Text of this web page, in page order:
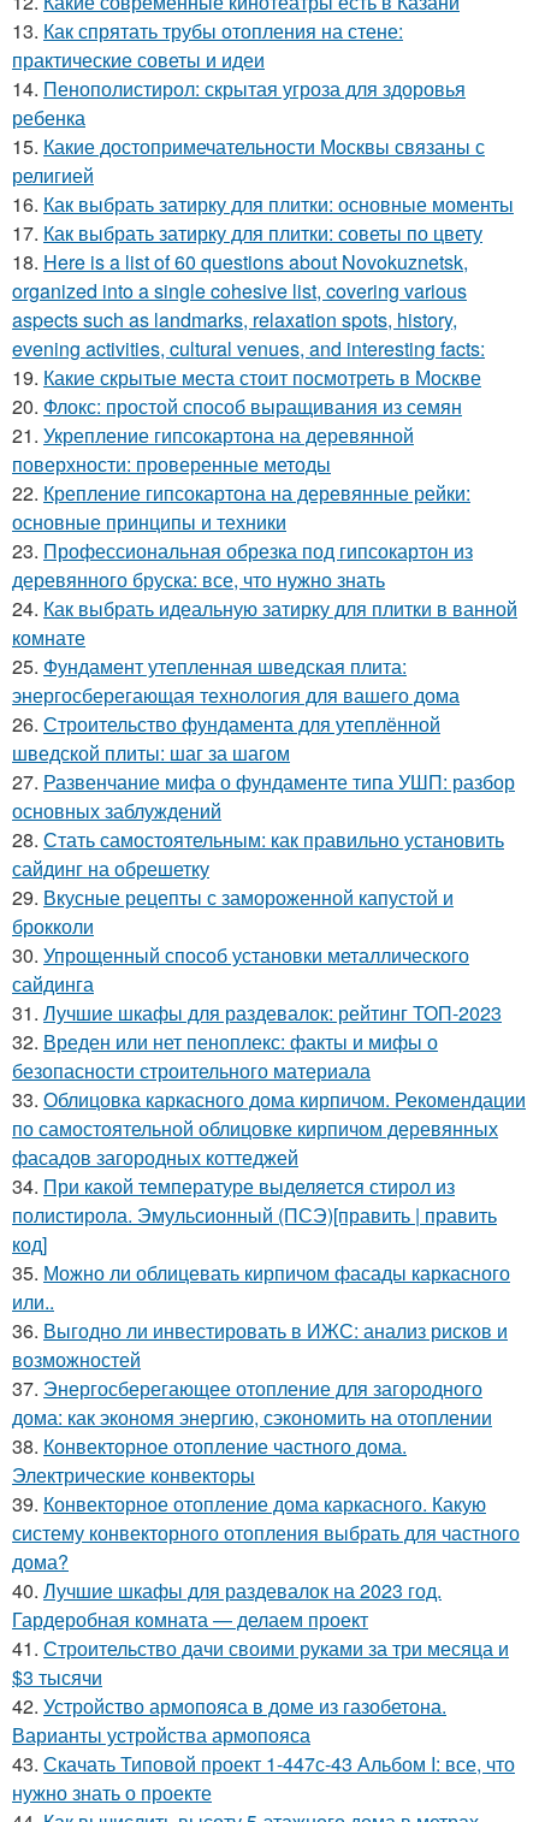
13. Как спрятать трубы отопления на стене:
практические советы и идеи
14. Пенополистирол: скрытая угроза для здоровья
ребенка
15. Какие достопримечательности Москвы связаны с
религией
16. Как выбрать затирку для плитки: основные моменты
17. Как выбрать затирку для плитки: советы по цвету
18. Here is a list of 60 questions about Novokuznetsk,
organized into a single cohesive list, covering various
aspects such as landmarks, relaxation spots, history,
evening activities, cultural venues, and interesting facts:
19. Какие скрытые места стоит посмотреть в Москве
20. Флокс: простой способ выращивания из семян
21. Укрепление гипсокартона на деревянной
поверхности: проверенные методы
22. Крепление гипсокартона на деревянные рейки:
основные принципы и техники
23. Профессиональная обрезка под гипсокартон из
деревянного бруска: все, что нужно знать
24. Как выбрать идеальную затирку для плитки в ванной
комнате
25. Фундамент утепленная шведская плита:
энергосберегающая технология для вашего дома
26. Строительство фундамента для утеплённой
шведской плиты: шаг за шагом
27. Развенчание мифа о фундаменте типа УШП: разбор
основных заблуждений
28. Стать самостоятельным: как правильно установить
сайдинг на обрешетку
29. Вкусные рецепты с замороженной капустой и
брокколи
30. Упрощенный способ установки металлического
сайдинга
31. Лучшие шкафы для раздевалок: рейтинг ТОП-2023
32. Вреден или нет пеноплекс: факты и мифы о
безопасности строительного материала
33. Облицовка каркасного дома кирпичом. Рекомендации
по самостоятельной облицовке кирпичом деревянных
фасадов загородных коттеджей
34. При какой температуре выделяется стирол из
полистирола. Эмульсионный (ПСЭ)[править | править
код]
35. Можно ли облицевать кирпичом фасады каркасного
или..
36. Выгодно ли инвестировать в ИЖС: анализ рисков и
возможностей
37. Энергосберегающее отопление для загородного
дома: как экономя энергию, сэкономить на отоплении
38. Конвекторное отопление частного дома.
Электрические конвекторы
39. Конвекторное отопление дома каркасного. Какую
систему конвекторного отопления выбрать для частного
дома?
40. Лучшие шкафы для раздевалок на 2023 год.
Гардеробная комната — делаем проект
41. Строительство дачи своими руками за три месяца и
$3 тысячи
42. Устройство армопояса в доме из газобетона.
Варианты устройства армопояса
43. Скачать Типовой проект 1-447с-43 Альбом I: все, что
нужно знать о проекте